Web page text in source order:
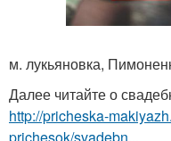
м. лукьяновка,
Далее читайте о
http://pricheska-